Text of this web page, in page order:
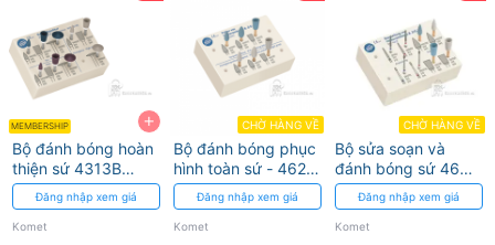
+
MEMBERSHIP
Bộ đánh bóng hoàn
thiện sứ 4313B
KometĐăng nhập xem giá
Komet
CHỜ HÀNG VỀ
Bộ đánh bóng phục
hình toàn sứ - 4622
KometĐăng nhập xem giá
Komet
CHỜ HÀNG VỀ
Bộ sửa soạn và
đánh bóng sứ 4637
KometĐăng nhập xem giá
Komet